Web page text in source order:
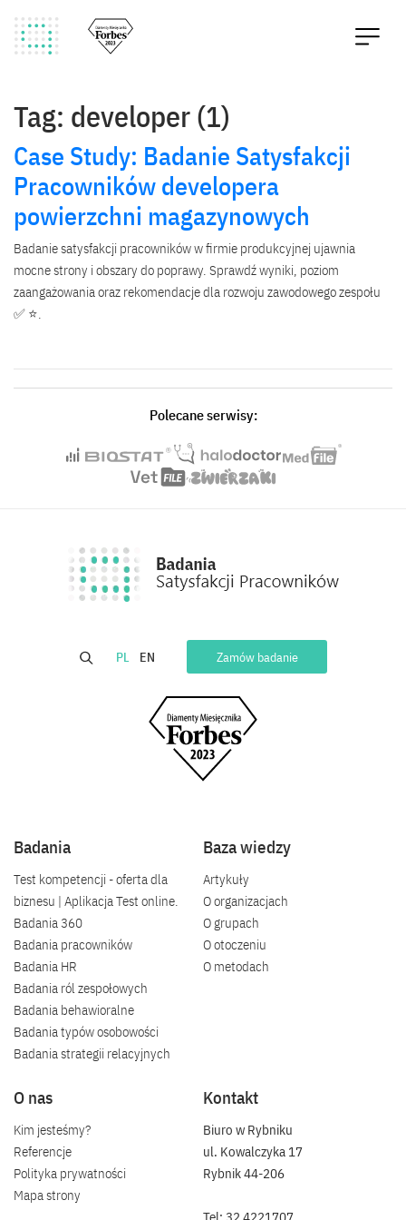
Tag: developer (1)
Case Study: Badanie Satysfakcji
Pracowników developera
powierzchni magazynowych
Badanie satysfakcji pracowników w firmie produkcyjnej ujawnia
mocne strony i obszary do poprawy. Sprawdź wyniki, poziom
zaangażowania oraz rekomendacje dla rozwoju zawodowego zespołu
✅ ⭐.
Polecane serwisy:
PL EN Zamów badanie
Badania
Test kompetencji - oferta dla
biznesu | Aplikacja Test online.
Badania 360
Badania pracowników
Badania HR
Badania ról zespołowych
Badania behawioralne
Badania typów osobowości
Badania strategii relacyjnych
Baza wiedzy
Artykuły
O organizacjach
O grupach
O otoczeniu
O metodach
O nas
Kim jesteśmy?
Referencje
Polityka prywatności
Mapa strony
Kontakt
Biuro w Rybniku
ul. Kowalczyka 17
Rybnik 44-206